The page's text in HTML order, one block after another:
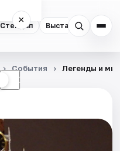
Стендап Выставки
×
☾
События Легенды и